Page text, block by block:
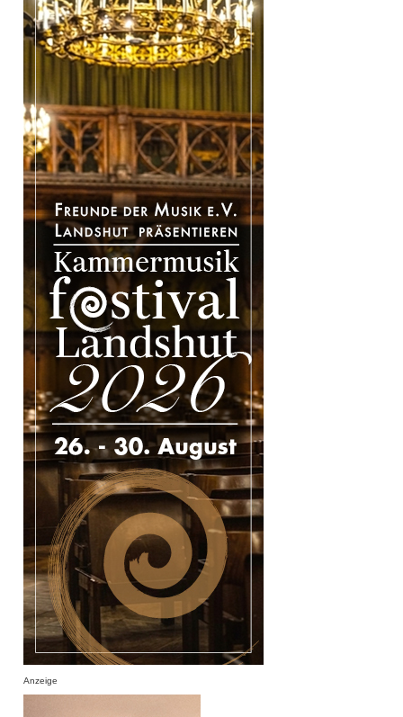
Anzeige